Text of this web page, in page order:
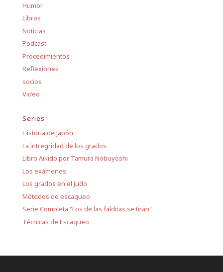
Humor
Libros
Noticias
Podcast
Procedimientos
Reflexiones
socios
Video
Series
Historia de Japón
La intregridad de los grados
Libro Aikido por Tamura Nobuyoshi
Los exámenes
Los grados en el Judo
Métodos de escaqueo
Serie Completa "Los de las falditas se tiran"
Técnicas de Escaqueo